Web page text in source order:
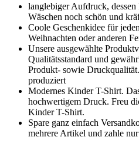
langlebiger Aufdruck, dessen
Wäschen noch schön und
Coole Geschenkidee für
Weihnachten oder anderen
Unsere ausgewählte
Qualitätsstandard und
Produkt- sowie
produziert
Modernes Kinder T-Shirt.
hochwertigem Druck. Freu
Kinder T-Shirt.
Spare ganz einfach
mehrere Artikel und zahle